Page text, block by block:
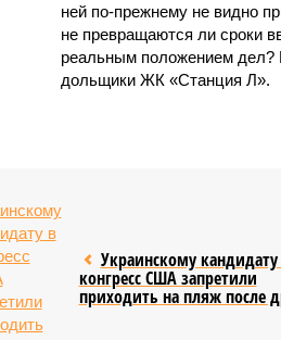
ней по-прежнему не видно
не превращаются ли сроки
реальным положением дел?
дольщики ЖК «Станция Л».
Украинскому
конгресс США запретили
приходить на пляж после